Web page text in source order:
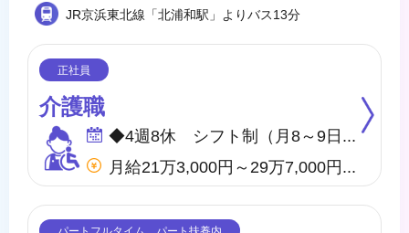
JR京浜東北線「北浦和駅」よりバス13分
介護職